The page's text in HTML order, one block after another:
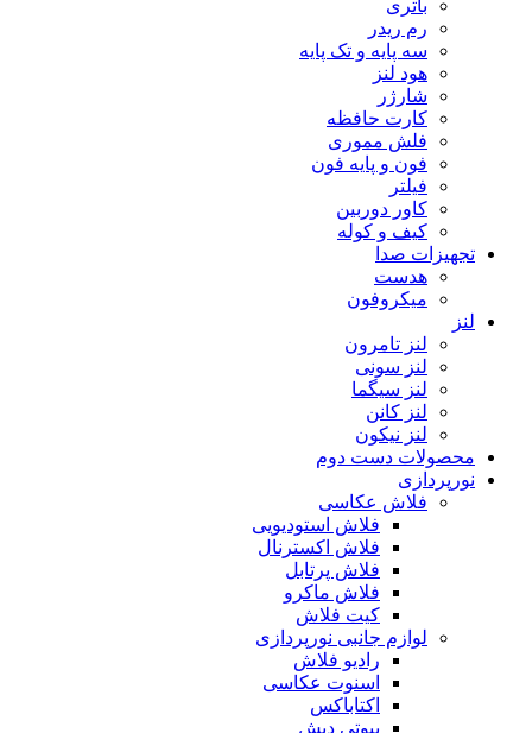
باتری
رم ریدر
سه پایه و تک پایه
هود لنز
شارژر
کارت حافظه
فلش مموری
فون و پایه فون
فیلتر
کاور دوربین
کیف و کوله
تجهیزات صدا
هدست
میکروفون
لنز
لنز تامرون
لنز سونی
لنز سیگما
لنز کانن
لنز نیکون
محصولات دست دوم
نورپردازی
فلاش عکاسی
فلاش استودیویی
فلاش اکسترنال
فلاش پرتابل
فلاش ماکرو
کیت فلاش
لوازم جانبی نورپردازی
رادیو فلاش
اسنوت عکاسی
اکتاباکس
بیوتی دیش